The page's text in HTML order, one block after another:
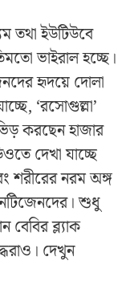
তথা ইউটিউবে
ভাইরাল হচ্ছে।
হৃদয়ে দোলা
‘রসোগুল্লা’
করছেন হাজার
দেখা যাচ্ছে
শরীরের নরম অঙ্গ
শুধু
ব্ল্যাক
দেখুন